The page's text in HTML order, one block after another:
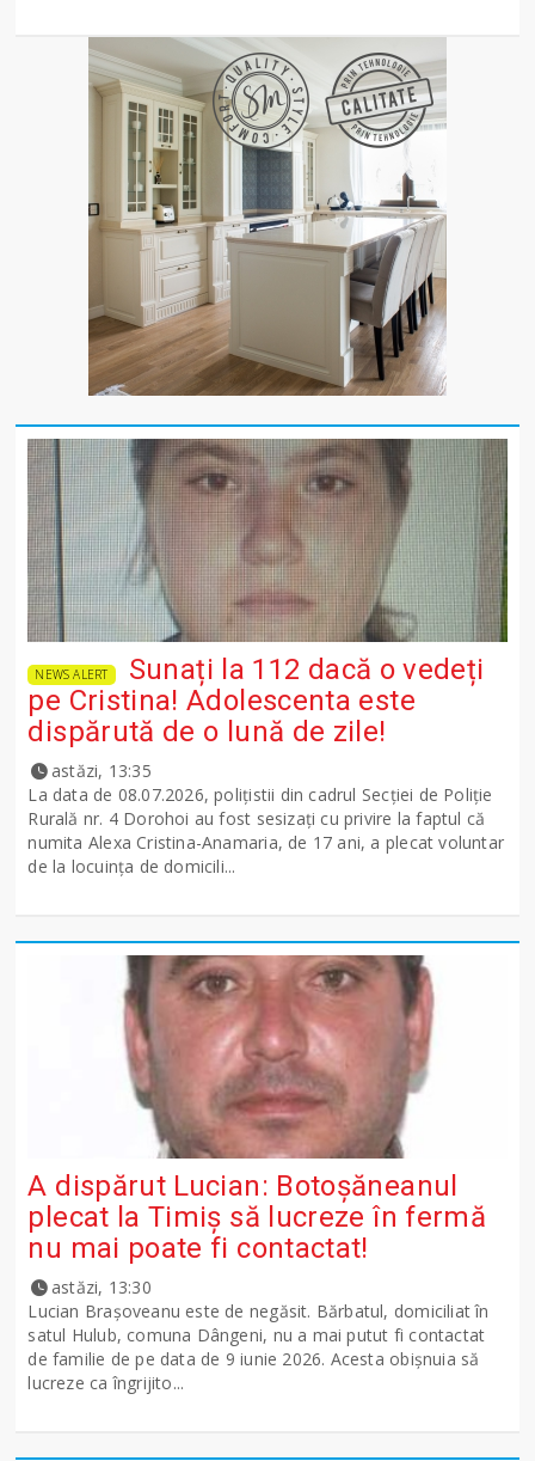
NEWS ALERT
Sunați la 112 dacă o vedeți
pe Cristina! Adolescenta este
dispărută de o lună de zile!
astăzi, 13:35
La data de 08.07.2026, polițistii din cadrul Secției de Poliție
Rurală nr. 4 Dorohoi au fost sesizați cu privire la faptul că
numita Alexa Cristina-Anamaria, de 17 ani, a plecat voluntar
de la locuința de domicili...
A dispărut Lucian: Botoșăneanul
plecat la Timiș să lucreze în fermă
nu mai poate fi contactat!
astăzi, 13:30
Lucian Brașoveanu este de negăsit. Bărbatul, domiciliat în
satul Hulub, comuna Dângeni, nu a mai putut fi contactat
de familie de pe data de 9 iunie 2026. Acesta obișnuia să
lucreze ca îngrijito...